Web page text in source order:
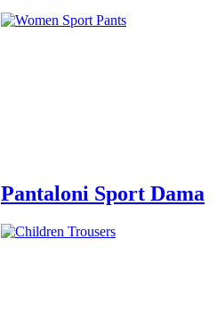
Pantaloni Sport Dama